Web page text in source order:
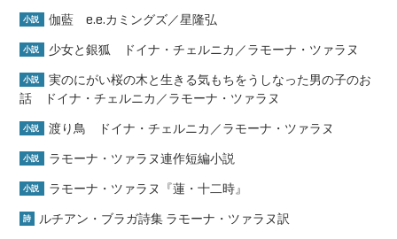
小説 伽藍 e.e.カミングズ／星隆弘
小説 少女と銀狐 ドイナ・チェルニカ／ラモーナ・ツァラヌ
小説
実のにがい桜の木と生きる気もちをうしなった男の子のお
話 ドイナ・チェルニカ／ラモーナ・ツァラヌ
小説 渡り鳥 ドイナ・チェルニカ／ラモーナ・ツァラヌ
小説 ラモーナ・ツァラヌ連作短編小説
小説 ラモーナ・ツァラヌ『蓮・十二時』
詩 ルチアン・ブラガ詩集 ラモーナ・ツァラヌ訳